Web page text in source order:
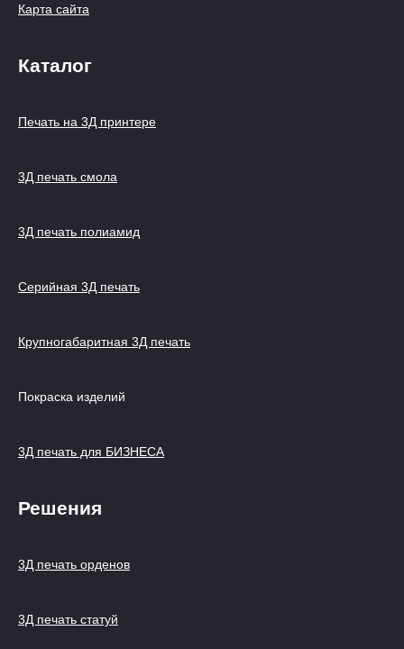
Карта сайта
Каталог
Печать на 3Д принтере
3Д печать смола
3Д печать полиамид
Серийная 3Д печать
Крупногабаритная 3Д печать
Покраска изделий
3Д печать для БИЗНЕСА
Решения
3Д печать орденов
3Д печать статуй